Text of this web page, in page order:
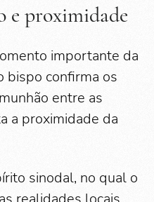
e proximidade
importante da
bispo confirma os
entre as
a proximidade da
sinodal, no qual o